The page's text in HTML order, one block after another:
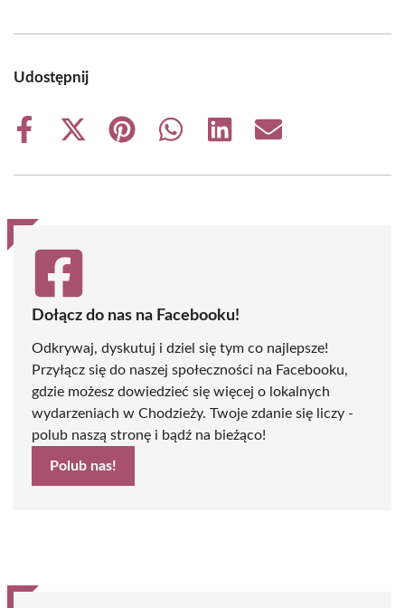
Udostępnij
Share
Share
(Twitter)
Share
Share
Share
Share
Dołącz do nas na Facebooku!
Odkrywaj, dyskutuj i dziel się tym co najlepsze!
Przyłącz się do naszej społeczności na Facebooku,
gdzie możesz dowiedzieć się więcej o lokalnych
wydarzeniach w Chodzieży. Twoje zdanie się liczy -
polub naszą stronę i bądź na bieżąco!
Polub nas!